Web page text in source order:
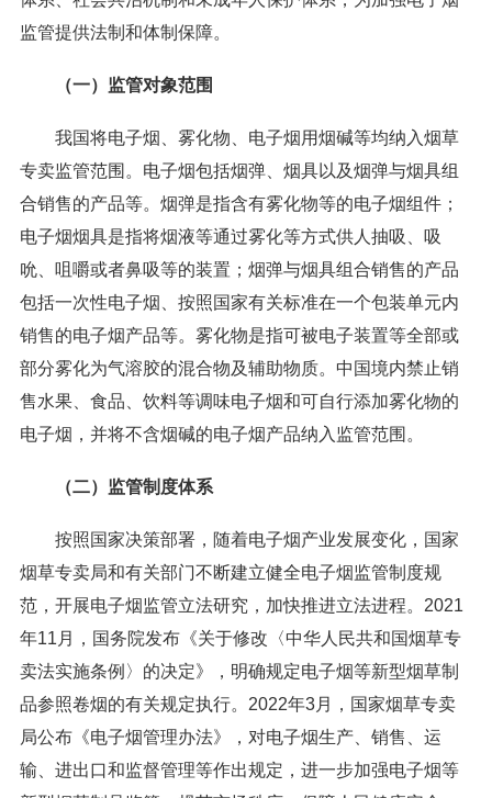
监管提供法制和体制保障。
（一）监管对象范围
我国将电子烟、雾化物、电子烟用烟碱等均纳入烟草
专卖监管范围。电子烟包括烟弹、烟具以及烟弹与烟具组
合销售的产品等。烟弹是指含有雾化物等的电子烟组件；
电子烟烟具是指将烟液等通过雾化等方式供人抽吸、吸
吮、咀嚼或者鼻吸等的装置；烟弹与烟具组合销售的产品
包括一次性电子烟、按照国家有关标准在一个包装单元内
销售的电子烟产品等。雾化物是指可被电子装置等全部或
部分雾化为气溶胶的混合物及辅助物质。中国境内禁止销
售水果、食品、饮料等调味电子烟和可自行添加雾化物的
电子烟，并将不含烟碱的电子烟产品纳入监管范围。
（二）监管制度体系
按照国家决策部署，随着电子烟产业发展变化，国家
烟草专卖局和有关部门不断建立健全电子烟监管制度规
范，开展电子烟监管立法研究，加快推进立法进程。2021
年11月，国务院发布《关于修改〈中华人民共和国烟草专
卖法实施条例〉的决定》，明确规定电子烟等新型烟草制
品参照卷烟的有关规定执行。2022年3月，国家烟草专卖
局公布《电子烟管理办法》，对电子烟生产、销售、运
输、进出口和监督管理等作出规定，进一步加强电子烟等